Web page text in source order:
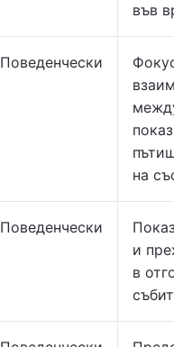
във
Поведенчески
между
на
Поведенчески
и
в